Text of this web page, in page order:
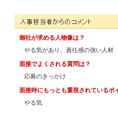
御社が求める人物像は？
やる気があり、責任感の強い人材
面接でよくされる質問は？
応募のきっかけ
面接時にもっとも重視されているポ
やる気